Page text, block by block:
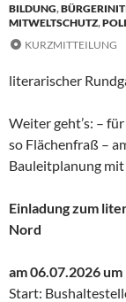
BILDUNG,
MITWELTSCHUTZ,
KURZMITTEILUNG
literarischer
Weiter geht’s: –
so Flächenfraß –
Bauleitplanung
Einladung zum
Nord
am 06.07.2026
Start: